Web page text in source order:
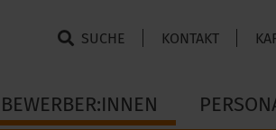
KONTAKT
SUCHE
BEWERBER:INNEN